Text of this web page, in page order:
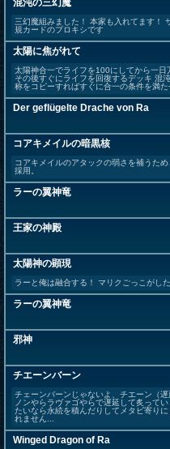
混沌の三幻魔
三幻魔組みました！ 本家も入れてます！
規カードのプロキシです
太陽に焦がれて
太陽神合一でライフを100にしてから一日
その後すぐにライフを回復するデッキ 混
称をコピーすればすぐに合一の条件を満た
Der geflügelte Drache von Ra
コアキメイルの暗黒核
コアキメイルのアタックの弱さを補うた
採用。
ラーの翼神竜
王家の神殿
太陽神の顕現
ラーと俺は融合する！ マリクごっこがし
ラーの翼神竜
邪神
チエーンバーン
チェーンバーンじゃないよ、チエーン（
ノンやらラヴァゴやらで遅延して炙って
たいなら永続を積んだりしてメタビ寄り
れません...
Winged Dragon of Ra